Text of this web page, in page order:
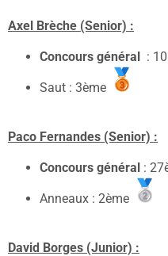
Axel Brèche (Senior) :
Concours général :
Saut : 3ème
Paco Fernandes (Senior) :
Concours général :
Anneaux : 2ème
David Borges (Junior) :